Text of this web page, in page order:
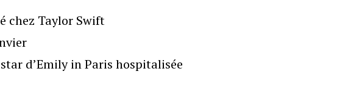
chez Taylor Swift
d’Emily in Paris hospitalisée